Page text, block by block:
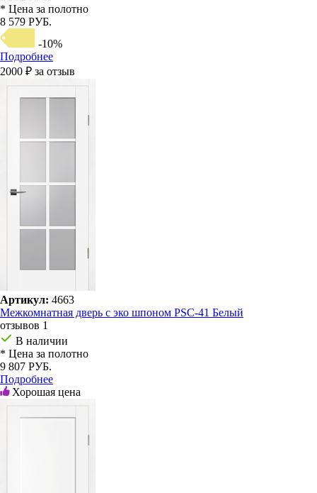
* Цена за полотно
8 579 РУБ.
-10%
Подробнее
2000 ₽ за отзыв
Артикул: 4663
Межкомнатная дверь с эко шпоном PSC-41 Белый
отзывов 1
В наличии
* Цена за полотно
9 807 РУБ.
Подробнее
Хорошая цена